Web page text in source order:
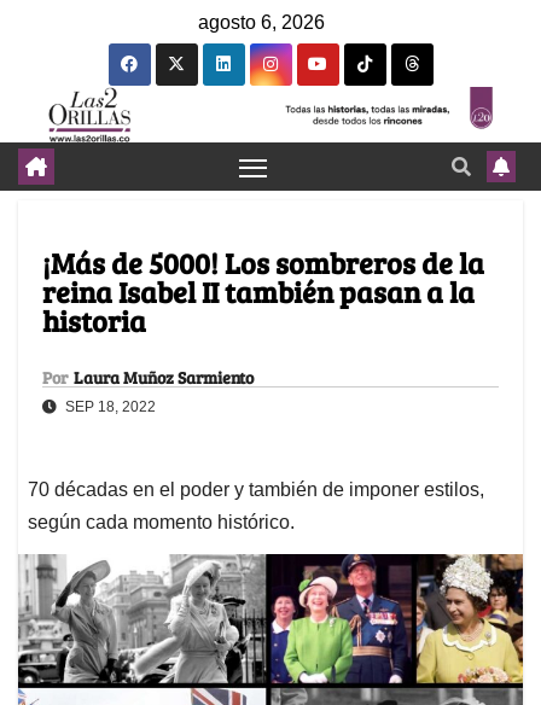
agosto 6, 2026
¡Más de 5000! Los sombreros de la
reina Isabel II también pasan a la
historia
Por Laura Muñoz Sarmiento
SEP 18, 2022
70 décadas en el poder y también de imponer estilos,
según cada momento histórico.